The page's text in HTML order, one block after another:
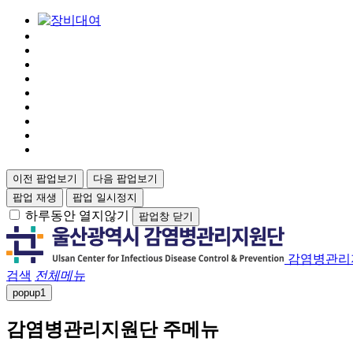
이전 팝업보기
다음 팝업보기
팝업 재생
팝업 일시정지
하루동안 열지않기 팝업창 닫기
감염병관
검색 전체메뉴
popup1
감염병관리지원단 주메뉴